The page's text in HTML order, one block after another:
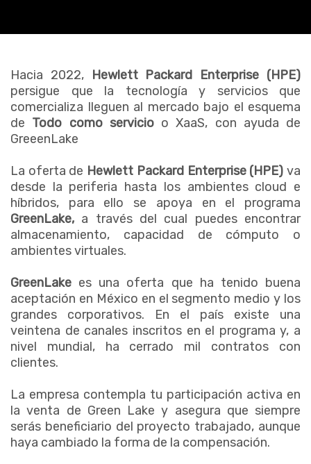
Hacia 2022, Hewlett Packard Enterprise (HPE)
persigue que la tecnología y servicios que
comercializa lleguen al mercado bajo el esquema
de Todo como servicioo XaaS, con ayuda de
GreeenLake
La oferta de Hewlett Packard Enterprise (HPE)va
desde la periferia hasta los ambientes cloud e
híbridos, para ello se apoya en el programa
GreenLake, a través del cual puedes encontrar
almacenamiento, capacidad de cómputo o
ambientes virtuales.
GreenLake es una oferta que ha tenido buena
aceptación en México en el segmento medio y los
grandes corporativos. En el país existe una
veintena de canales inscritos en el programa y, a
nivel mundial, ha cerrado mil contratos con
clientes.
La empresa contempla tu participación activa en
la venta de Green Lake y asegura que siempre
serás beneficiario del proyecto trabajado, aunque
haya cambiado la forma de la compensación.